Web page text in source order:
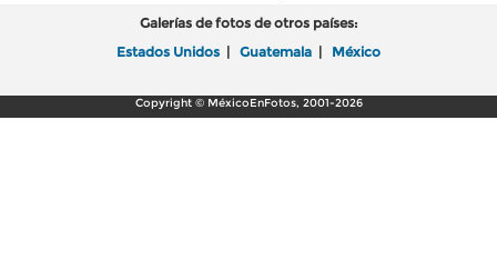
Galerías de fotos de otros países:
Estados Unidos | Guatemala | México
Copyright © MéxicoEnFotos, 2001-2026